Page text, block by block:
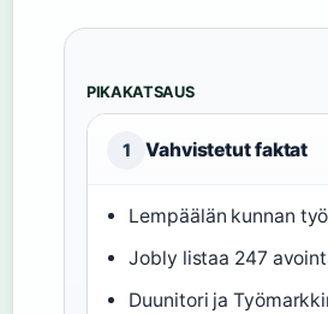
PIKAKATSAUS
1 Vahvistetut faktat
Lempäälän kunnan
Jobly listaa 247
Duunitori ja